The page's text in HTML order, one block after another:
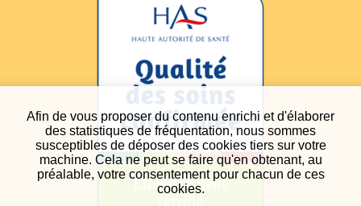
Afin de vous proposer du contenu enrichi et d'élaborer
des statistiques de fréquentation, nous sommes
susceptibles de déposer des cookies tiers sur votre
machine. Cela ne peut se faire qu'en obtenant, au
préalable, votre consentement pour chacun de ces
cookies.